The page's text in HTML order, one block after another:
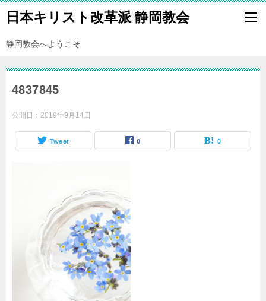
日本キリスト改革派 静岡教会
静岡教会へようこそ
4837845
公開日： 2019年9月14日
Tweet 0 0